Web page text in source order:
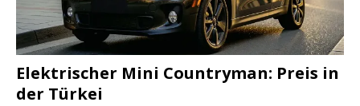
Elektrischer Mini Countryman: Preis in
der Türkei